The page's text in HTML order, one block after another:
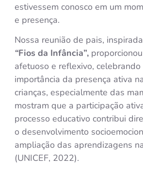
estivessem conosco em um
e presença.
Nossa reunião de pais,
“Fios da Infância”,
afetuoso e reflexivo,
importância da presença ativa
crianças, especialmente das
mostram que a participação
processo educativo contribui
o desenvolvimento
ampliação das aprendizagens
(UNICEF, 2022).